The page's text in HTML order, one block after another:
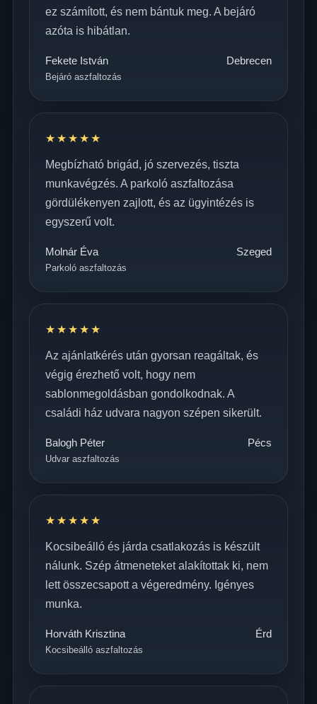
ez számított, és nem bántuk meg. A bejáró
azóta is hibátlan.
Fekete István
Bejáró aszfaltozás
Debrecen
★★★★★
Megbízható brigád, jó szervezés, tiszta
munkavégzés. A parkoló aszfaltozása
gördülékenyen zajlott, és az ügyintézés is
egyszerű volt.
Molnár Éva
Parkoló aszfaltozás
Szeged
★★★★★
Az ajánlatkérés után gyorsan reagáltak, és
végig érezhető volt, hogy nem
sablonmegoldásban gondolkodnak. A
családi ház udvara nagyon szépen sikerült.
Balogh Péter
Udvar aszfaltozás
Pécs
★★★★★
Kocsibeálló és járda csatlakozás is készült
nálunk. Szép átmeneteket alakítottak ki, nem
lett összecsapott a végeredmény. Igényes
munka.
Horváth Krisztina
Kocsibeálló aszfaltozás
Érd